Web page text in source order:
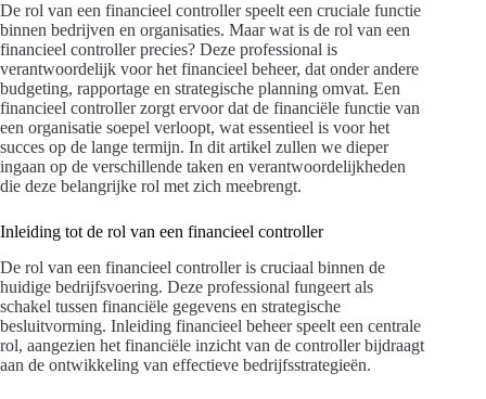
De rol van een financieel controller speelt een cruciale functie
binnen bedrijven en organisaties. Maar wat is de rol van een
financieel controller precies? Deze professional is
verantwoordelijk voor het financieel beheer, dat onder andere
budgeting, rapportage en strategische planning omvat. Een
financieel controller zorgt ervoor dat de financiële functie van
een organisatie soepel verloopt, wat essentieel is voor het
succes op de lange termijn. In dit artikel zullen we dieper
ingaan op de verschillende taken en verantwoordelijkheden
die deze belangrijke rol met zich meebrengt.
Inleiding tot de rol van een financieel controller
De rol van een financieel controller is cruciaal binnen de
huidige bedrijfsvoering. Deze professional fungeert als
schakel tussen financiële gegevens en strategische
besluitvorming. Inleiding financieel beheer speelt een centrale
rol, aangezien het financiële inzicht van de controller bijdraagt
aan de ontwikkeling van effectieve bedrijfsstrategieën.